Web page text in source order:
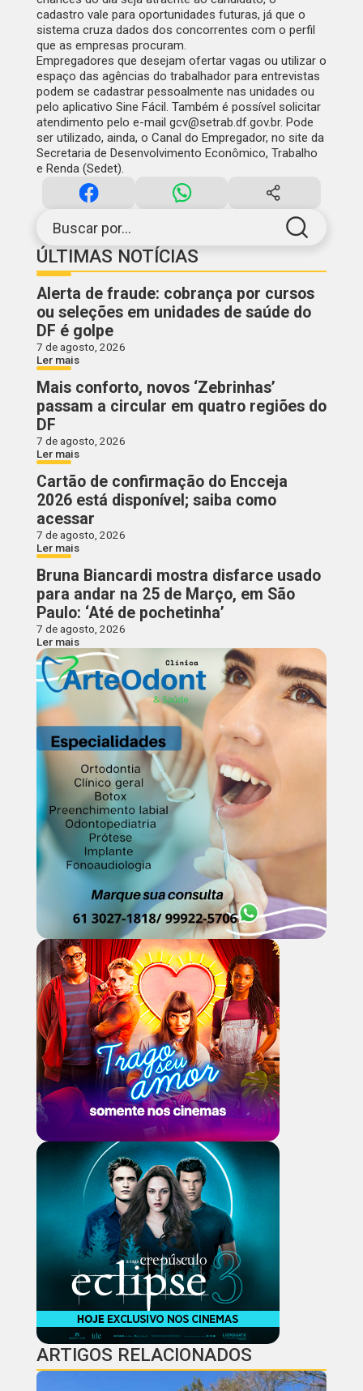
Buscar por...
ÚLTIMAS NOTÍCIAS
Alerta de fraude: cobrança por cursos
ou seleções em unidades de saúde do
DF é golpe
7 de agosto, 2026
Ler mais
Mais conforto, novos ‘Zebrinhas’
passam a circular em quatro regiões do
DF
7 de agosto, 2026
Ler mais
Cartão de confirmação do Encceja
2026 está disponível; saiba como
acessar
7 de agosto, 2026
Ler mais
Bruna Biancardi mostra disfarce usado
para andar na 25 de Março, em São
Paulo: ‘Até de pochetinha’
7 de agosto, 2026
Ler mais
cadastro vale para oportunidades futuras, já que o
sistema cruza dados dos concorrentes com o perfil
que as empresas procuram.
Empregadores que desejam ofertar vagas ou utilizar o
espaço das agências do trabalhador para entrevistas
podem se cadastrar pessoalmente nas unidades ou
pelo aplicativo Sine Fácil. Também é possível solicitar
atendimento pelo e-mail gcv@setrab.df.gov.br. Pode
ser utilizado, ainda, o Canal do Empregador, no site da
Secretaria de Desenvolvimento Econômico, Trabalho
e Renda (Sedet).
ARTIGOS RELACIONADOS